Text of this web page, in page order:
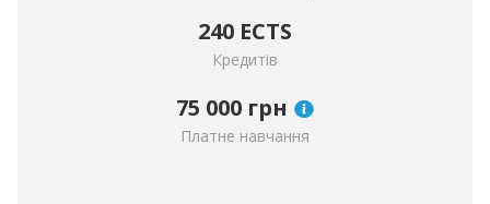
240 ECTS
Кредитів
75 000 грн
Платне навчання